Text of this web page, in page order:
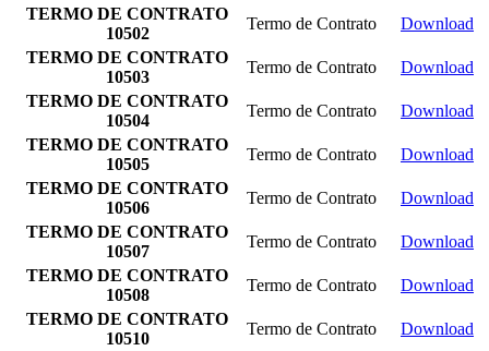
TERMO DE CONTRATO
10502
Termo de Contrato
Download
TERMO DE CONTRATO
10503
Termo de Contrato
Download
TERMO DE CONTRATO
10504
Termo de Contrato
Download
TERMO DE CONTRATO
10505
Termo de Contrato
Download
TERMO DE CONTRATO
10506
Termo de Contrato
Download
TERMO DE CONTRATO
10507
Termo de Contrato
Download
TERMO DE CONTRATO
10508
Termo de Contrato
Download
TERMO DE CONTRATO
10510
Termo de Contrato
Download